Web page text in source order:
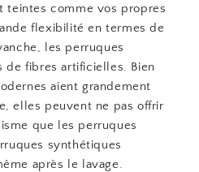
teintes comme vos propres
flexibilité en termes de
les perruques
de fibres artificielles. Bien
aient grandement
elles peuvent ne pas offrir
que les perruques
synthétiques
après le lavage.